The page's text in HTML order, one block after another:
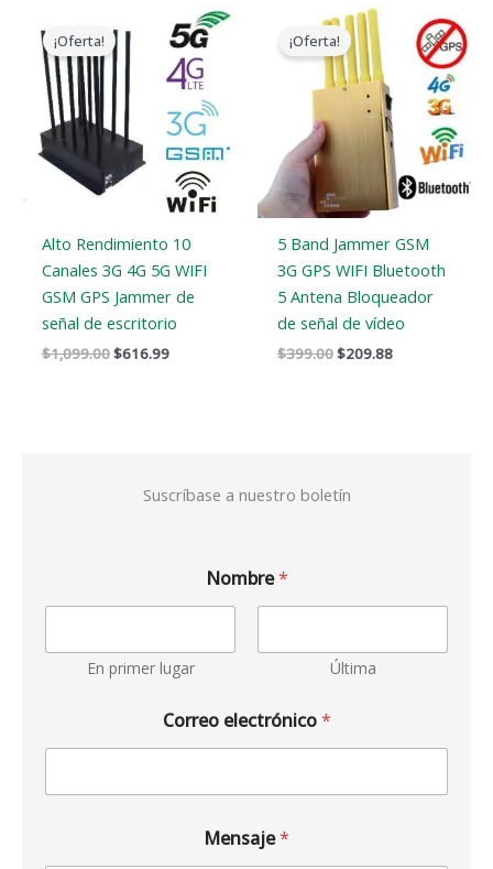
¡Oferta!
Alto Rendimiento 10
Canales 3G 4G 5G WIFI
GSM GPS Jammer de
señal de escritorio
$1,099.00
precio
original
era:
$1,099.00.
$616.99
precio
actual
es:
$616.99.
¡Oferta!
5 Band Jammer GSM
3G GPS WIFI Bluetooth
5 Antena Bloqueador
de señal de vídeo
$399.00
El
precio
original
era:
$399.00.
$209.88
precio
actual
$209.88.
Suscríbase a nuestro boletín
Nombre*
En primer lugar Última
Correo electrónico*
Mensaje*